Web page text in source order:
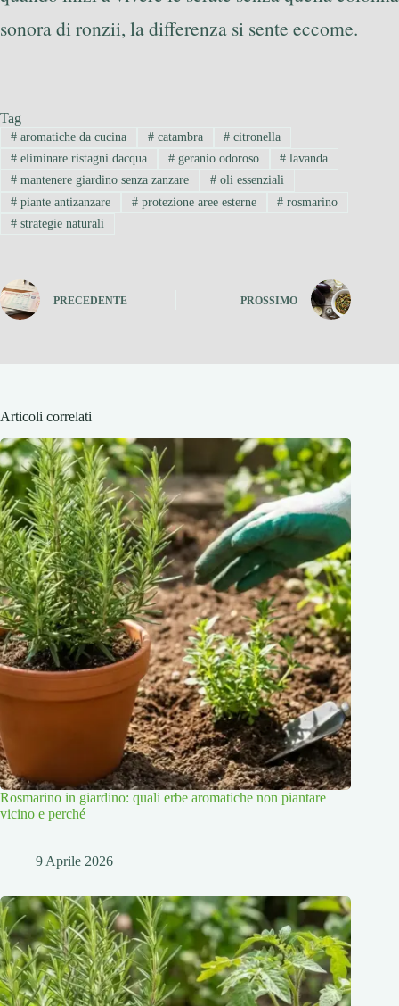
sonora di ronzii, la differenza si sente eccome.
Tag
#aromatiche da cucina #catambra # citronella
#eliminare ristagni dacqua #geranio odoroso # lavanda
#mantenere giardino senza zanzare #oli essenziali
#piante antizanzare #protezione aree esterne # rosmarino
#strategie naturali
PRECEDENTE PROSSIMO
Articoli correlati
Rosmarino in giardino: quali erbe aromatiche non piantare
vicino e perché
9 Aprile 2026